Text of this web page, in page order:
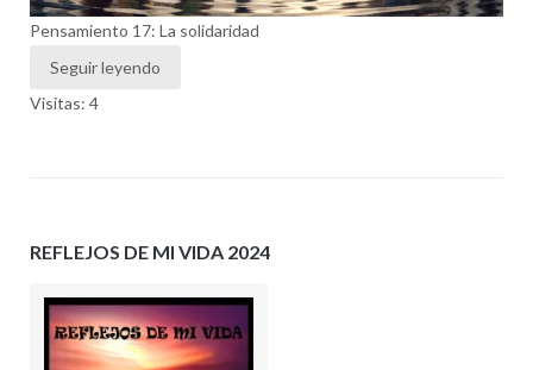
Pensamiento 17: La solidaridad
Seguir leyendo
Visitas: 4
REFLEJOS DE MI VIDA 2024